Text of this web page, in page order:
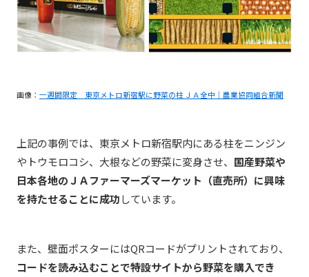
画像： 一週間限定 東京メトロ新宿駅に野菜の柱 ＪＡ全中｜農業協同組合新聞
上記の事例では、東京メトロ新宿駅内にある柱をニンジン
やトウモロコシ、大根などの野菜に変身させ、 国産野菜や
日本各地のＪＡファーマーズマーケット（直売所）に興味
を持たせることに成功しています。
また、壁面ポスターにはQRコードがプリントされており、
コードを読み込むことで特設サイトから野菜を購入でき